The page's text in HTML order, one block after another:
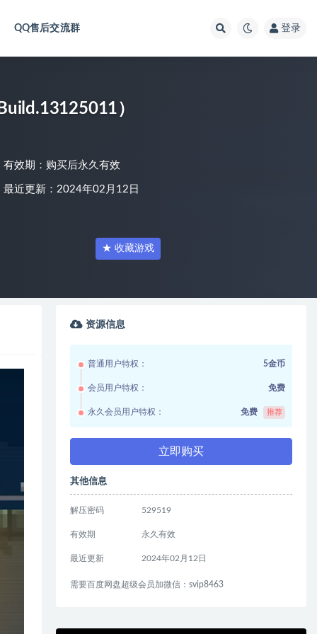
QQ售后交流群 登录
）
有效期：购买后永久有效
最近更新：2024年02月12日
★ 收藏游戏
资源信息
普通用户特权： 5金币
会员用户特权： 免费
永久会员用户特权： 免费 推荐
立即购买
其他信息
解压密码 529519
有效期 永久有效
最近更新 2024年02月12日
需要百度网盘超级会员加微信：svip8463